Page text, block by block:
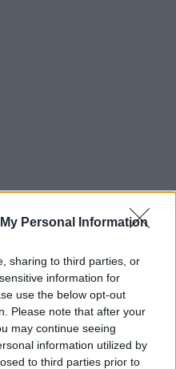
Personal Information
sharing to third parties, or
information for
use the below opt-out
Please note that after your
may continue seeing
information utilized by
to third parties prior to